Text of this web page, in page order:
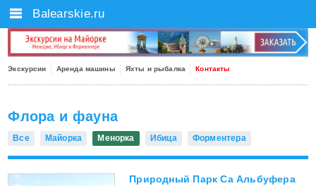
Экскурсии Аренда машины Яхты и рыбалка Контакты
Флора и фауна
Все Майорка Менорка Ибица Форментера
Природный Парк Са Альбуфера
Balearskie.ru